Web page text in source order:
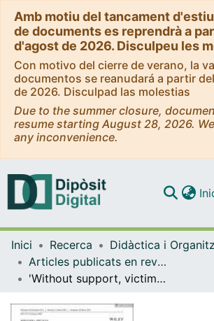
Amb motiu del tancament
de documents es reprendrà a
d'agost de 2026. Disculpeu les
Con motivo del cierre de verano, la
documentos se reanudará a partir
de 2026. Disculpad las molestias
Due to the summer closure,
resume starting August 28, 2026.
any inconvenience.
Navega per
Inici Recerca
Articles publicats en revistes (Didàctica i Organització Educativa)
'Without support, victims do not report': The Co-creation of a workplace sexual harassment risk assessment survey tool